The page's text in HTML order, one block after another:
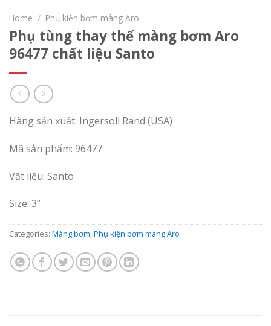
Home / Phụ kiện bơm màng Aro
Phụ tùng thay thế màng bơm Aro
96477 chất liệu Santo
Hãng sản xuất: Ingersoll Rand (USA)
Mã sản phẩm: 96477
Vật liệu: Santo
Size: 3”
Categories: Màng bơm,Phụ kiện bơm màng Aro